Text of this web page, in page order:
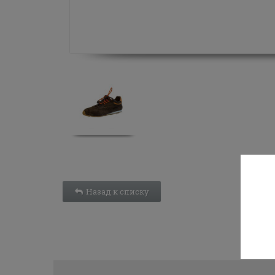
Назад к списку